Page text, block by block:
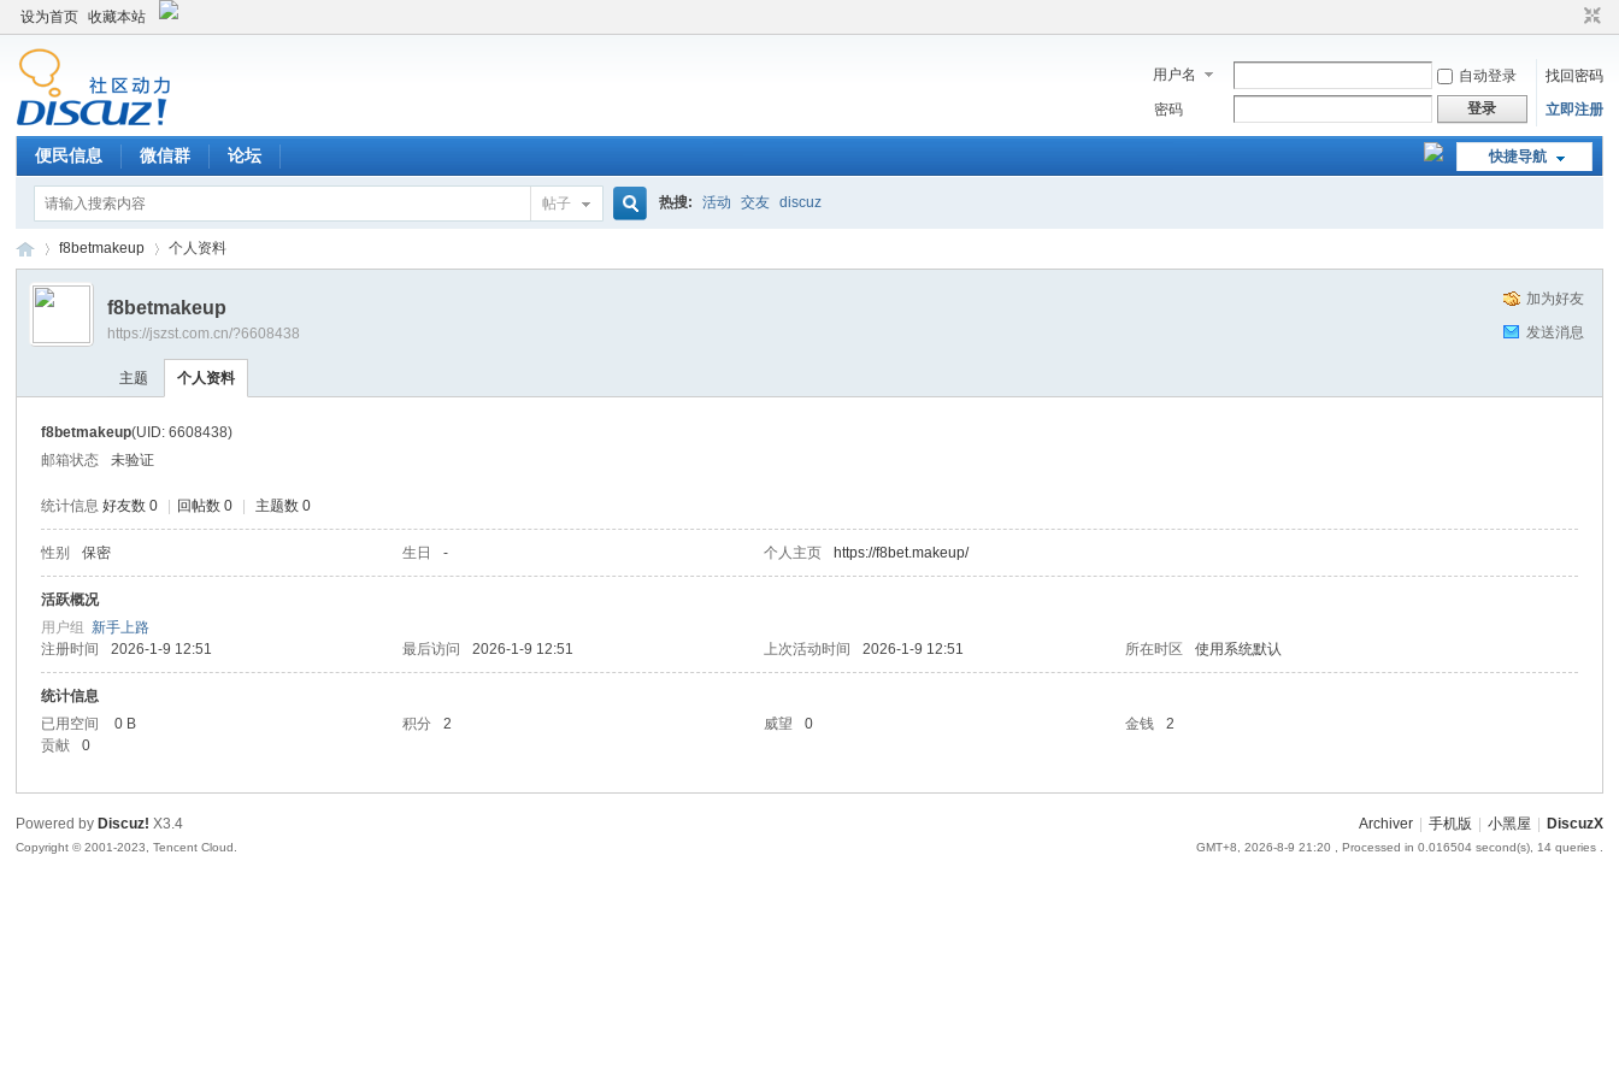
设为首页 收藏本站
用户名 自动登录
找回密码
密码
登录 立即注册
快捷导航
便民信息 微信群 论坛
帖子 热搜: 活动 交友 discuz
uz!
›
f8betmakeup 个人资料
加为好友
发送消息
f8betmakeup
https://jszst.com.cn/?6608438
主题 个人资料
f8betmakeup(UID: 6608438)
邮箱状态
未验证
统计信息 好友数 0 回帖数 0 主题数 0
性别 保密 生日 - 个人主页 https://f8bet.makeup/
活跃概况
用户组新手上路
注册时间
2026-1-9 12:51 最后访问 2026-1-9 12:51 上次活动时间 2026-1-9 12:51 所在时区 使用系统默认
统计信息
已用空间
0 B 积分 2 威望 0 金钱
2
贡献
0
Archiver 手机版 小黑屋 DiscuzX
GMT+8, 2026-8-9 21:20 , Processed in 0.016504 second(s), 14 queries .
Powered by Discuz! X3.4
Copyright © 2001-2023, Tencent Cloud.